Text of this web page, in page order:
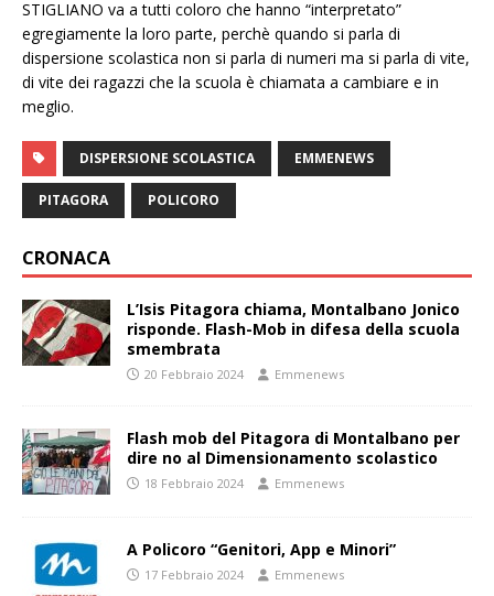
STIGLIANO va a tutti coloro che hanno “interpretato”
egregiamente la loro parte, perchè quando si parla di
dispersione scolastica non si parla di numeri ma si parla di vite,
di vite dei ragazzi che la scuola è chiamata a cambiare e in
meglio.
DISPERSIONE SCOLASTICA EMMENEWS
PITAGORA POLICORO
CRONACA
L’Isis Pitagora chiama, Montalbano Jonico
risponde. Flash-Mob in difesa della scuola
smembrata
20 Febbraio 2024 Emmenews
Flash mob del Pitagora di Montalbano per
dire no al Dimensionamento scolastico
18 Febbraio 2024 Emmenews
A Policoro “Genitori, App e Minori”
17 Febbraio 2024 Emmenews